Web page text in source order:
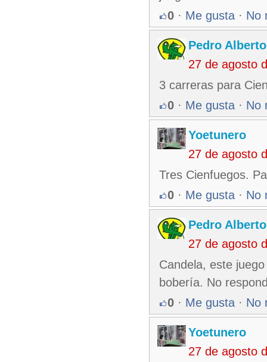
0 · Me gusta · No
Pedro
27 de agosto
3 carreras para
0 · Me gusta · No
Yoetunero
27 de agosto
Tres Cienfuegos.
0 · Me gusta · No
Pedro
27 de agosto
Candela, este
bobería. No
0 · Me gusta · No
Yoetunero
27 de agosto